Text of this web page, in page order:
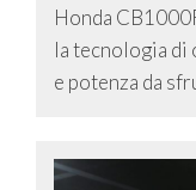
Honda
la tecnologia di
e potenza da